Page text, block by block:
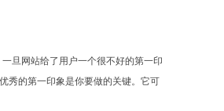
旦网站给了用户一个很不好的第一印
秀的第一印象是你要做的关键。它可